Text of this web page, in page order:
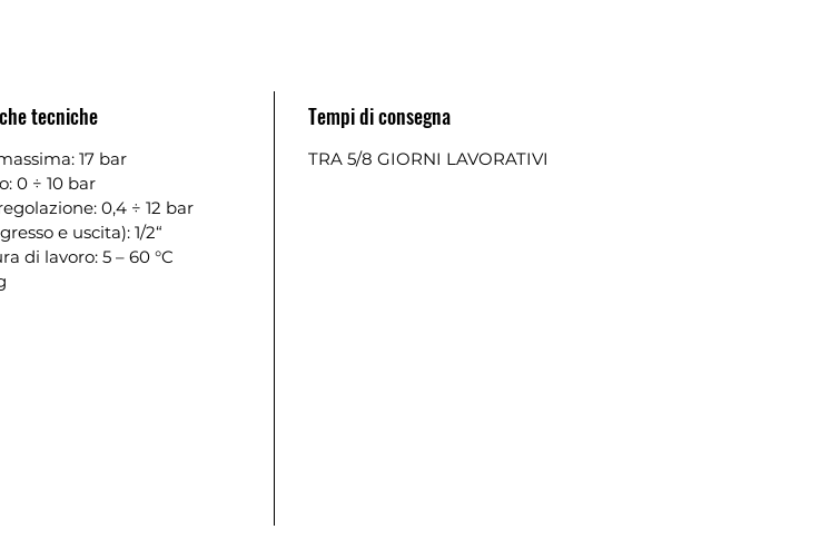
tecniche
17 bar
0 ÷ 10 bar
0,4 ÷ 12 bar
e uscita): 1/2“
di lavoro: 5 – 60 °C
Tempi di consegna
TRA 5/8 GIORNI LAVORATIVI